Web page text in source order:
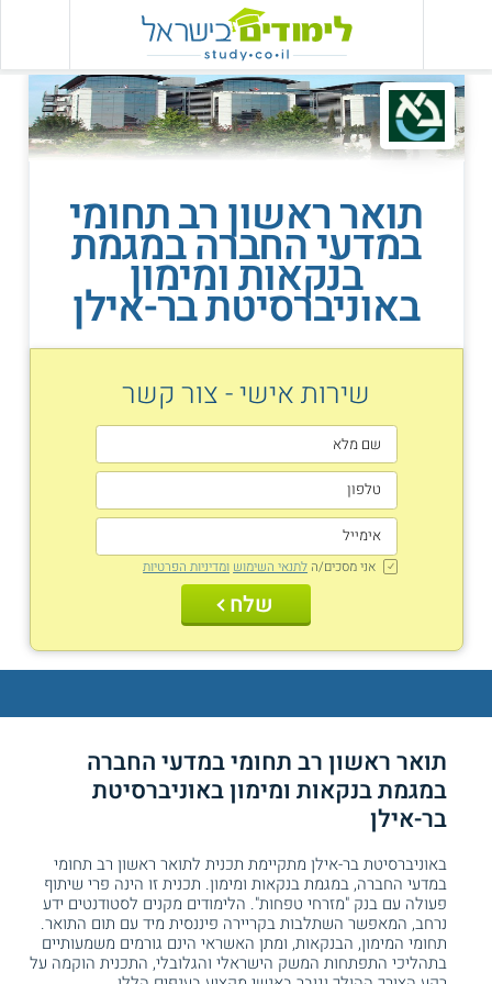
תואר ראשון רב תחומי
במדעי החברה במגמת
בנקאות ומימון
באוניברסיטת בר-אילן
שירות אישי - צור קשר
אני מסכים/ה לתנאי השימוש ומדיניות הפרטיות
שלח
תואר ראשון רב תחומי במדעי החברה
במגמת בנקאות ומימון באוניברסיטת
בר-אילן
באוניברסיטת בר-אילן מתקיימת תכנית לתואר ראשון רב תחומי
במדעי החברה, במגמת בנקאות ומימון. תכנית זו הינה פרי שיתוף
פעולה עם בנק "מזרחי טפחות". הלימודים מקנים לסטודנטים ידע
נרחב, המאפשר השתלבות בקריירה פיננסית מיד עם תום התואר.
תחומי המימון, הבנקאות, ומתן האשראי הינם גורמים משמעותיים
בתהליכי התפתחות המשק הישראלי והגלובלי, התכנית הוקמה על